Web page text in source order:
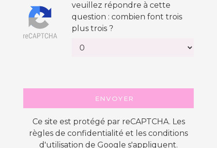
veuillez répondre à cette
question : combien font trois
plus trois ?
ENVOYER
Ce site est protégé par reCAPTCHA. Les
règles de confidentialité et les conditions
d'utilisation de Google s'appliquent.